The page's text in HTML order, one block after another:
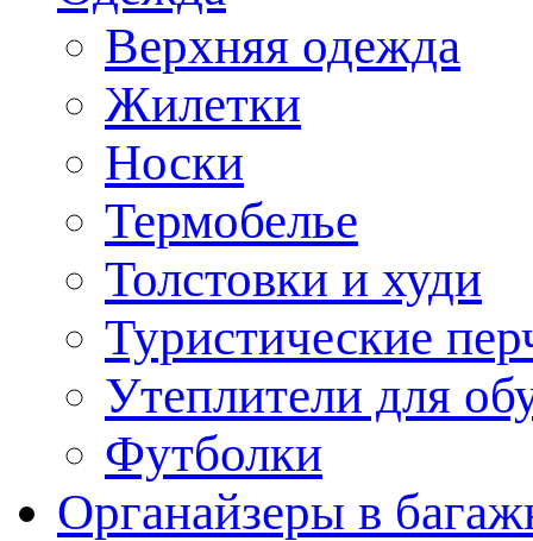
Верхняя одежда
Жилетки
Носки
Термобелье
Толстовки и худи
Туристические
Утеплители для
Футболки
Органайзеры в